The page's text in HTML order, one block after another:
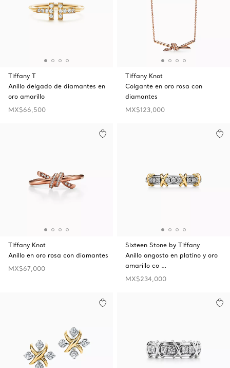
Tiffany T
Anillo delgado de diamantes en
oro amarillo
MX$66,500
Tiffany Knot
Colgante en oro rosa con
diamantes
MX$123,000
Tiffany Knot
Anillo en oro rosa con diamantes
MX$67,000
Sixteen Stone by Tiffany
Anillo angosto en platino y oro
amarillo co …
MX$234,000